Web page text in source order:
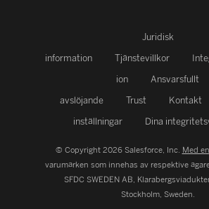
Juridisk
information
Tjänstevillkor
ion
Ansvarsfullt
avslöjande
Trust Kontakt
inställningar
Dina
© Copyright 2026 Salesforce, Inc. Med
varumärken som innehas av respektive
SFDC SWEDEN AB,
Stockholm, Sweden.